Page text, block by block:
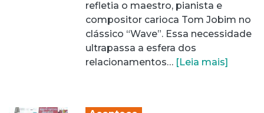
refletia o maestro, pianista e
compositor carioca Tom Jobim no
clássico “Wave”. Essa necessidade
ultrapassa a esfera dos
relacionamentos… [Leia mais]